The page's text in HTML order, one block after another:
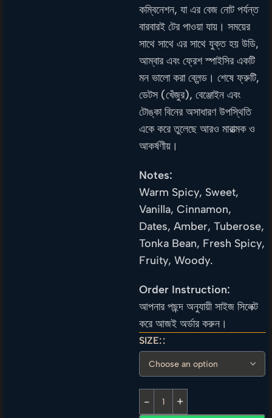
কম্বিনেশন, যা এর বেজ নোট পর্যন্ত
বারবারই টের পাওয়া যায়। সময়ের
সাথে সাথে এর সাথে যুক্ত হয় উডি,
আম্বার এবং ফ্রেশ স্পাইসির একটি
মন ভালো করা ব্লেন্ড। শেষে ফ্রুটি,
ডেটস (খেঁজুর), বেঞ্জোইন এবং
টোঙ্কা বিনের অসাধারণ উপস্থিতি
একে করে তুলেছে আরও মারাত্মক ও
আকর্ষণীয়।
Notes:
Warm Spicy, Sweet,
Vanilla, Cinnamon,
Dates, Amber, Tuberose,
Tonka Bean, Fresh Spicy,
Fruity, Woody.
Order Instruction:
আপনার পছন্দ অনুযায়ী সাইজ সিলেক্ট
করে আজই অর্ডার করুন।
SIZE: